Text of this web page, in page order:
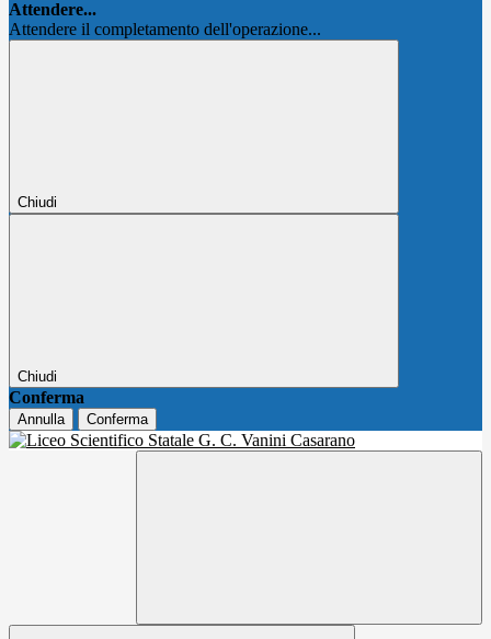
Attendere...
Attendere il completamento dell'operazione...
Chiudi
Chiudi
Conferma
Annulla Conferma